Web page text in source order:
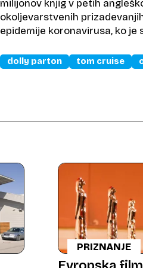
milijonov knjig v petih
okoljevarstvenih
epidemije koronavirusa, ko je
dolly parton tom cruise
PRIZNANJE